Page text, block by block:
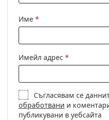
почистване:
Да
Категория:
Марка:
Chloé
Код:
Име *
Имейл адрес *
Съгласявам се
обработвани и
публикувани в уебсайта